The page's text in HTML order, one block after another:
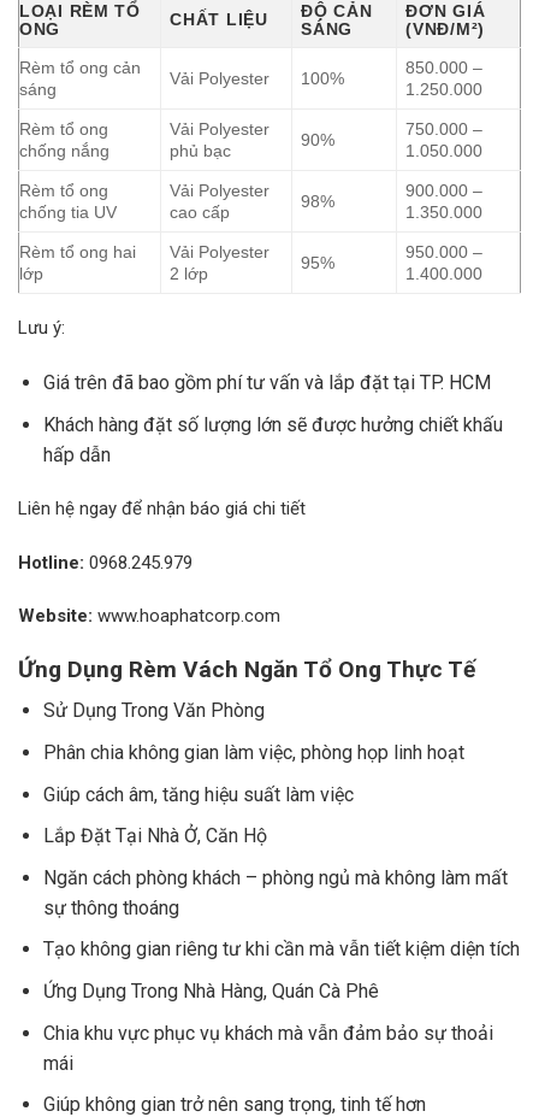
LOẠI RÈM TỔ
ONG
CHẤT LIỆU
ĐỘ CẢN
SÁNG
ĐƠN GIÁ
(VNĐ/M²)
Rèm tổ ong cản
sáng
Vải Polyester 100%
850.000 –
1.250.000
Rèm tổ ong
chống nắng
Vải Polyester
phủ bạc
90%
750.000 –
1.050.000
Rèm tổ ong
chống tia UV
Vải Polyester
cao cấp
98%
900.000 –
1.350.000
Rèm tổ ong hai
lớp
Vải Polyester
2 lớp
95%
950.000 –
1.400.000
Lưu ý:
Giá trên đã bao gồm phí tư vấn và lắp đặt tại TP. HCM
Khách hàng đặt số lượng lớn sẽ được hưởng chiết khấu
hấp dẫn
Liên hệ ngay để nhận báo giá chi tiết
Hotline: 0968.245.979
Website: www.hoaphatcorp.com
Ứng Dụng Rèm Vách Ngăn Tổ Ong Thực Tế
Sử Dụng Trong Văn Phòng
Phân chia không gian làm việc, phòng họp linh hoạt
Giúp cách âm, tăng hiệu suất làm việc
Lắp Đặt Tại Nhà Ở, Căn Hộ
Ngăn cách phòng khách – phòng ngủ mà không làm mất
sự thông thoáng
Tạo không gian riêng tư khi cần mà vẫn tiết kiệm diện tích
Ứng Dụng Trong Nhà Hàng, Quán Cà Phê
Chia khu vực phục vụ khách mà vẫn đảm bảo sự thoải
mái
Giúp không gian trở nên sang trọng, tinh tế hơn